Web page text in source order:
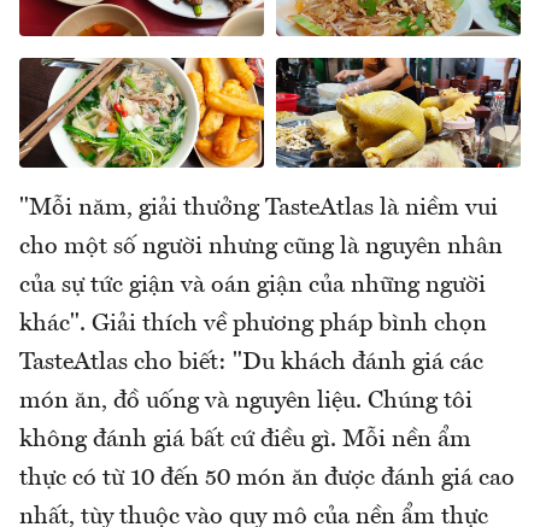
"Mỗi năm, giải thưởng TasteAtlas là niềm vui
cho một số người nhưng cũng là nguyên nhân
của sự tức giận và oán giận của những người
khác". Giải thích về phương pháp bình chọn
TasteAtlas cho biết: "Du khách đánh giá các
món ăn, đồ uống và nguyên liệu. Chúng tôi
không đánh giá bất cứ điều gì. Mỗi nền ẩm
thực có từ 10 đến 50 món ăn được đánh giá cao
nhất, tùy thuộc vào quy mô của nền ẩm thực